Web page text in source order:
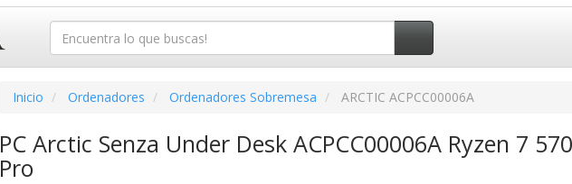
Inicio Ordenadores Ordenadores Sobremesa ARCTIC ACPCC00006A
PC Arctic Senza Under Desk ACPCC00006A Ryzen 7
Pro